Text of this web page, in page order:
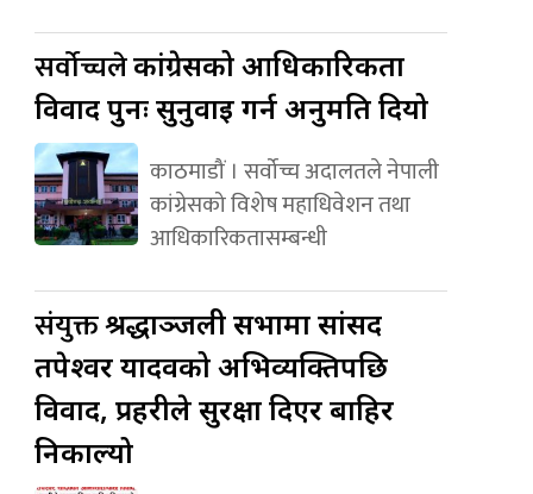
सर्वोच्चलेकांग्रेसको आधिकारिकता
विवाद पुनः सुनुवाइ गर्न अनुमति दियो
काठमाडौं । सर्वोच्च अदालतले नेपाली
कांग्रेसको विशेष महाधिवेशन तथा
आधिकारिकतासम्बन्धी
संयुक्तश्रद्धाञ्जली सभामा सांसद
तपेश्वर यादवको अभिव्यक्तिपछि
विवाद, प्रहरीले सुरक्षा दिएर बाहिर
निकाल्यो